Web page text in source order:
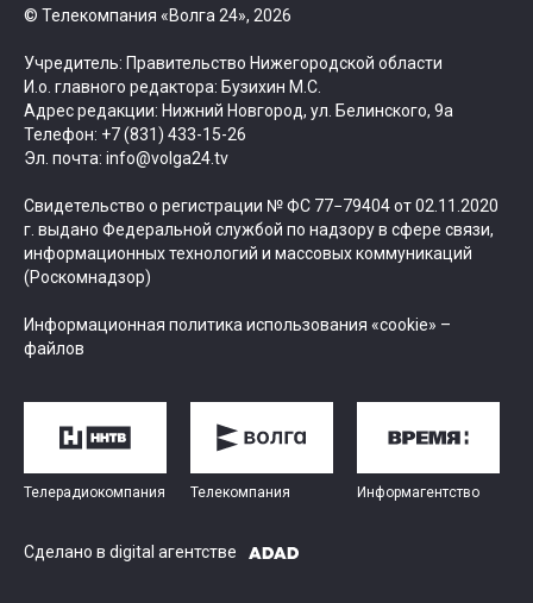
© Телекомпания «Волга 24», 2026
Учредитель: Правительство Нижегородской области
И.о. главного редактора: Бузихин М.С.
Адрес редакции: Нижний Новгород, ул. Белинского, 9а
Телефон: +7 (831) 433-15-26
Эл. почта: info@volga24.tv
Свидетельство о регистрации № ФС 77−79404 от 02.11.2020
г. выдано Федеральной службой по надзору в сфере связи,
информационных технологий и массовых коммуникаций
(Роскомнадзор)
Информационная политика использования «cookie» –
файлов
Телерадиокомпания Телекомпания Информагентство
Сделано в digital агентстве